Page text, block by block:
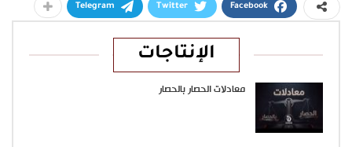
Facebook
Twitter
Telegram
الإنتاجات
معادلات الحصار بالحصار